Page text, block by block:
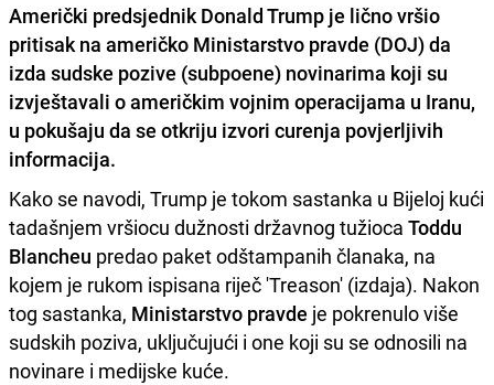
Američki predsjednik Donald Trump je lično vršio
pritisak na američko Ministarstvo pravde (DOJ) da
izda sudske pozive (subpoene) novinarima koji su
izvještavali o američkim vojnim operacijama u Iranu,
u pokušaju da se otkriju izvori curenja povjerljivih
informacija.
Kako se navodi, Trump je tokom sastanka u Bijeloj kući
tadašnjem vršiocu dužnosti državnog tužioca Toddu
Blancheu predao paket odštampanih članaka, na
kojem je rukom ispisana riječ 'Treason' (izdaja). Nakon
tog sastanka, Ministarstvo pravde je pokrenulo više
sudskih poziva, uključujući i one koji su se odnosili na
novinare i medijske kuće.